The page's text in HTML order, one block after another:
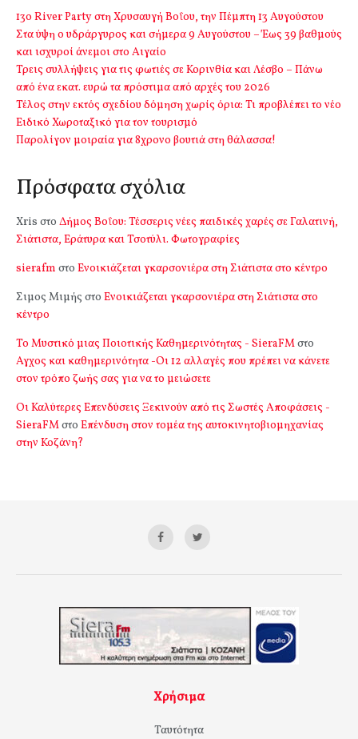
13o River Party στη Χρυσαυγή Βοΐου, την Πέμπτη 13 Αυγούστου
Στα ύψη ο υδράργυρος και σήμερα 9 Αυγούστου – Έως 39 βαθμούς
και ισχυροί άνεμοι στο Αιγαίο
Τρεις συλλήψεις για τις φωτιές σε Κορινθία και Λέσβο – Πάνω
από ένα εκατ. ευρώ τα πρόστιμα από αρχές του 2026
Τέλος στην εκτός σχεδίου δόμηση χωρίς όρια: Τι προβλέπει το νέο
Ειδικό Χωροταξικό για τον τουρισμό
Παρολίγον μοιραία για 8χρονο βουτιά στη θάλασσα!
Πρόσφατα σχόλια
Xris στο Δήμος Βοΐου: Τέσσερις νέες παιδικές χαρές σε Γαλατινή,
Σιάτιστα, Εράτυρα και Τσοτύλι. Φωτογραφίες
sierafm στο Ενοικιάζεται γκαρσονιέρα στη Σιάτιστα στο κέντρο
Σιμος Μιμής στο Ενοικιάζεται γκαρσονιέρα στη Σιάτιστα στο
κέντρο
Το Μυστικό μιας Ποιοτικής Καθημερινότητας - SieraFMστο
Αγχος και καθημερινότητα -Οι 12 αλλαγές που πρέπει να κάνετε
στον τρόπο ζωής σας για να το μειώσετε
Οι Καλύτερες Επενδύσεις Ξεκινούν από τις Σωστές Αποφάσεις -
SieraFMστο Επένδυση στον τομέα της αυτοκινητοβιομηχανίας
στην Κοζάνη?
Χρήσιμα
Ταυτότητα